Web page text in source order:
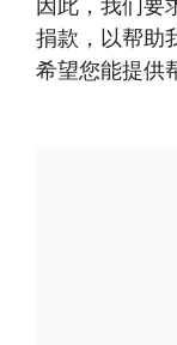
因此，我们要
捐款，以帮助
希望您能提供